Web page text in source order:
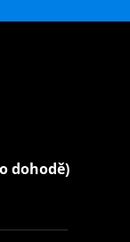
dohodě)